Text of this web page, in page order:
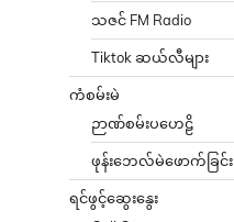
သဇင် FM Radio
Tiktok ဆယ်လီများ
ကံစမ်းမဲ
ဉာဏ်စမ်းပဟေဠိ
ဖုန်းဘေလ်မဲဖောက်ခြင်း
ရင်ဖွင့်ဆွေးနွေး